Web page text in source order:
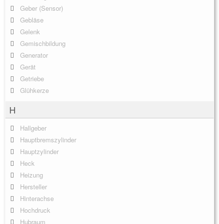
Geber (Sensor)
Gebläse
Gelenk
Gemischbildung
Generator
Gerät
Getriebe
Glühkerze
H
Hallgeber
Hauptbremszylinder
Hauptzylinder
Heck
Heizung
Hersteller
Hinterachse
Hochdruck
Hubraum